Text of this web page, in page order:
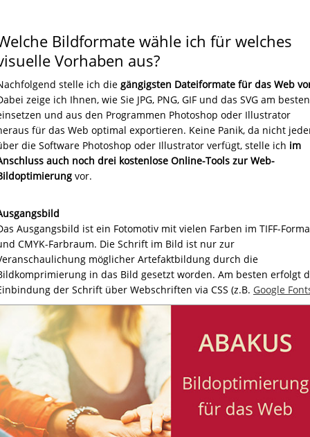
Bildformate wähle ich für welches
Vorhaben aus?
stelle ich die gängigsten Dateiformate für das Web
zeige ich Ihnen, wie Sie JPG, PNG, GIF und das SVG am besten
und aus den Programmen Photoshop oder Illustrator
für das Web optimal exportieren. Keine Panik, da nicht
die Software Photoshop oder Illustrator verfügt, stelle ich im
auch noch drei kostenlose Online-Tools zur Web-
vor.
Ausgangsbild ist ein Fotomotiv mit vielen Farben im TIFF-
CMYK-Farbraum. Die Schrift im Bild ist nur zur
möglicher Artefaktbildung durch die
in das Bild gesetzt worden. Am besten erfolgt
der Schrift über Webschriften via CSS (z.B. Google